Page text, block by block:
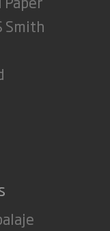
Smith